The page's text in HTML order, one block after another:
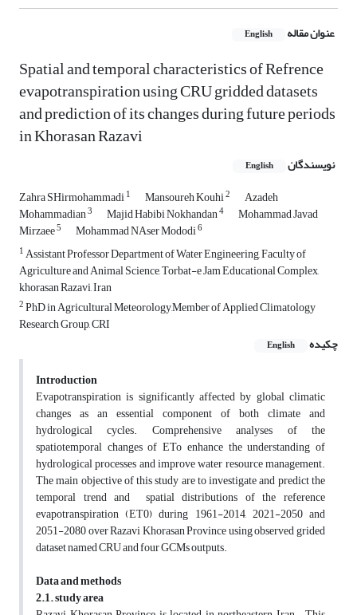
عنوان مقاله English
Spatial and temporal characteristics of Refrence
evapotranspiration using CRU gridded datasets
and prediction of its changes during future periods
in Khorasan Razavi
نویسندگان English
Zahra SHirmohammadi1 Mansoureh Kouhi2 Azadeh
Mohammadian3 Majid Habibi Nokhandan4 Mohammad Javad
Mirzaee5 Mohammad NAser Mododi6
1Assistant Professor Department of Water Engineering, Faculty of
Agriculture and Animal Science, Torbat-e Jam Educational Complex,
khorasan Razavi, Iran
2PhD in Agricultural Meteorology,Member of Applied Climatology
Research Group, CRI
چکیده
English
Introduction
Evapotranspiration is significantly affected by global climatic
changes as an essential component of both climate and
hydrological cycles. Comprehensive analyses of the
spatiotemporal changes of ETo enhance the understanding of
hydrological processes and improve water resource management.
The main objective of this study are to investigate and predict the
temporal trend and spatial distributions of the reference
evapotranspiration (ET0) during 1961-2014, 2021-2050 and
2051-2080 over Razavi Khorasan Province using observed grided
dataset named CRU and four GCMs outputs.
Data and methods
2.1. study area